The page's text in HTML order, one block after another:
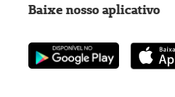
Baixe nosso aplicativo